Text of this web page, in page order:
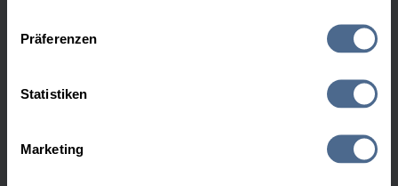
Präferenzen
Statistiken
Marketing
Datum